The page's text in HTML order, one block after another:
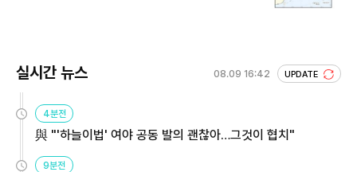
실시간 뉴스 08.09 16:42 UPDATE
4분전
與 "'하늘이법' 여야 공동 발의 괜찮아…그것이 협치"
9분전